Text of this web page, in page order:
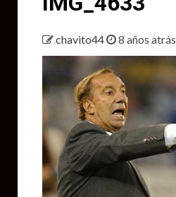
chavito44 8 años atrás